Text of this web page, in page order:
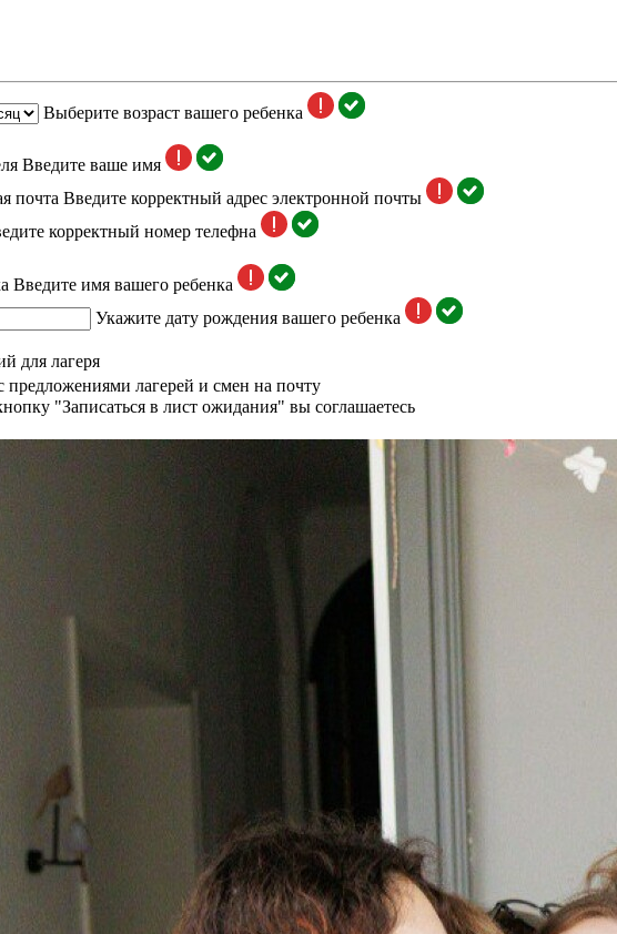
Выберите возраст вашего ребенка
Введите ваше имя
почта Введите корректный адрес электронной почты
корректный номер телефна
Введите имя вашего ребенка
Укажите дату рождения вашего ребенка
для лагеря
лагерей и смен на почту
"Записаться в лист ожидания" вы соглашаетесь